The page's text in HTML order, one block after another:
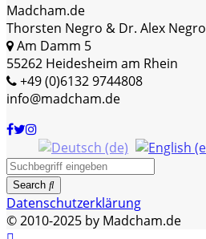
Madcham.de
Thorsten Negro & Dr. Alex Negro
Am Damm 5
55262 Heidesheim am Rhein
+49 (0)6132 9744808
info@madcham.de
Search
Datenschutzerklärung
© 2010-2025 by Madcham.de